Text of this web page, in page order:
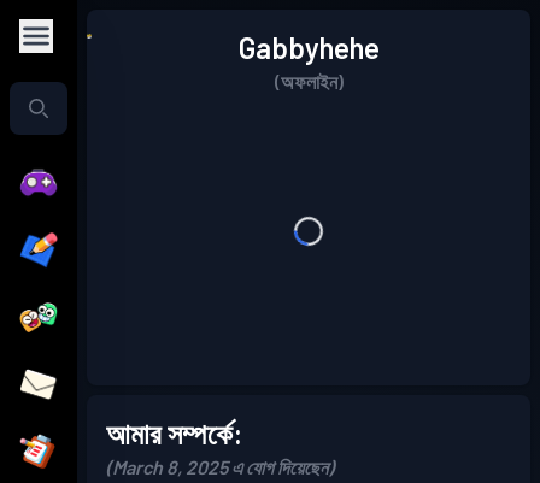
Gabbyhehe
(অফলাইন)
আমার সম্পর্কে:
(March 8, 2025 এ যোগ দিয়েছেন)